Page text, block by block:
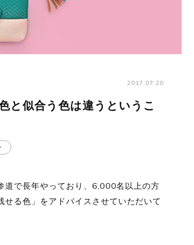
2017.07.20
似合う色は違うというこ
道で長年やっており、6,000名以上の方
る色」をアドバイスさせていただいて